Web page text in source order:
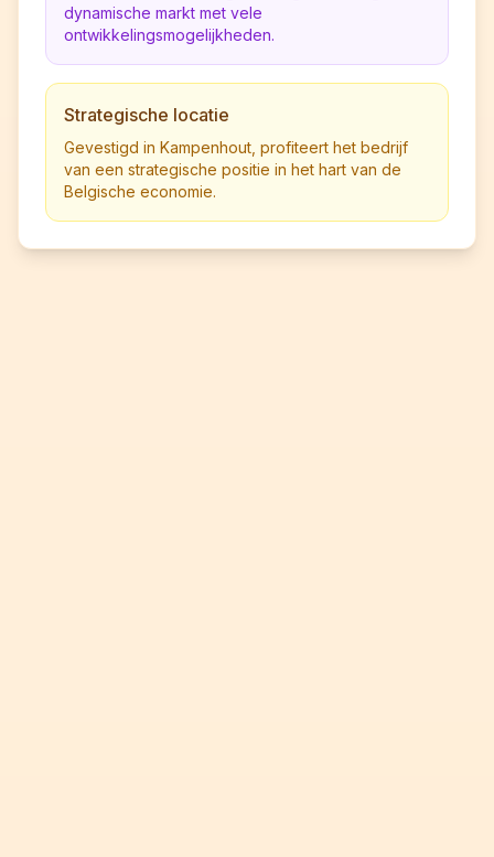
dynamische markt met vele
ontwikkelingsmogelijkheden.
Strategische locatie
Gevestigd in Kampenhout, profiteert het bedrijf
van een strategische positie in het hart van de
Belgische economie.